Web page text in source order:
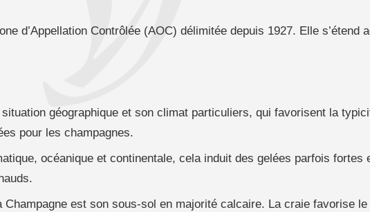
d’Appellation Contrôlée (AOC) délimitée depuis 1927. Elle s’étend
géographique et son climat particuliers, qui favorisent la
pour les champagnes.
océanique et continentale, cela induit des gelées parfois fortes
est son sous-sol en majorité calcaire. La craie favorise